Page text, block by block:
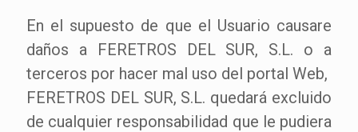
En el supuesto de que el Usuario causare
daños a FERETROS DEL SUR, S.L. o a
terceros por hacer mal uso del portal Web,
FERETROS DEL SUR, S.L. quedará excluido
de cualquier responsabilidad que le pudiera